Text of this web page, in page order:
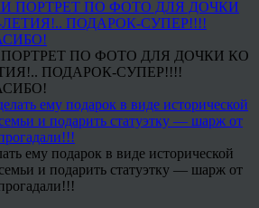
ПО ФОТО ДЛЯ ДОЧКИ КО
ПОДАРОК-СУПЕР!!!!
ему подарок в виде исторической
и подарить статуэтку — шарж от